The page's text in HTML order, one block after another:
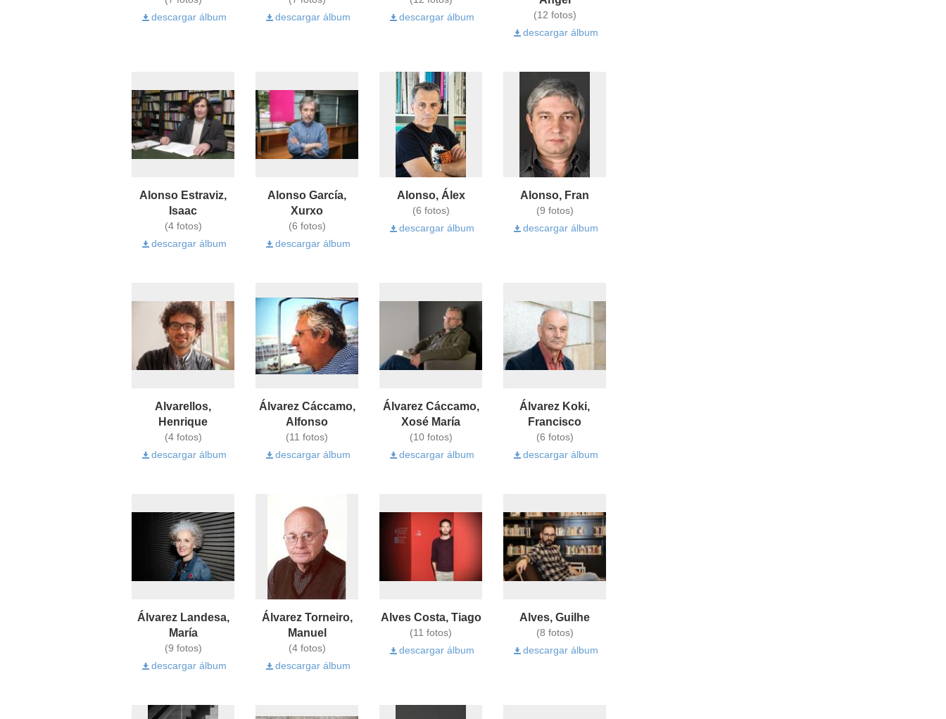
descargar álbum
descargar álbum
descargar álbum
(12 fotos)
descargar álbum
Alonso Estraviz,
Isaac
(4 fotos)
descargar álbum
Alonso García,
Xurxo
(6 fotos)
descargar álbum
Alonso, Álex
(6 fotos)
descargar álbum
Alonso, Fran
(9 fotos)
descargar álbum
Alvarellos,
Henrique
(4 fotos)
descargar álbum
Álvarez Cáccamo,
Alfonso
(11 fotos)
descargar álbum
Álvarez Cáccamo,
Xosé María
(10 fotos)
descargar álbum
Álvarez Koki,
Francisco
(6 fotos)
descargar álbum
Álvarez Landesa,
María
(9 fotos)
descargar álbum
Álvarez Torneiro,
Manuel
(4 fotos)
descargar álbum
Alves Costa, Tiago
(11 fotos)
descargar álbum
Alves, Guilhe
(8 fotos)
descargar álbum